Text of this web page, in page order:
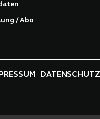
/ Abo
DATENSCHUTZ